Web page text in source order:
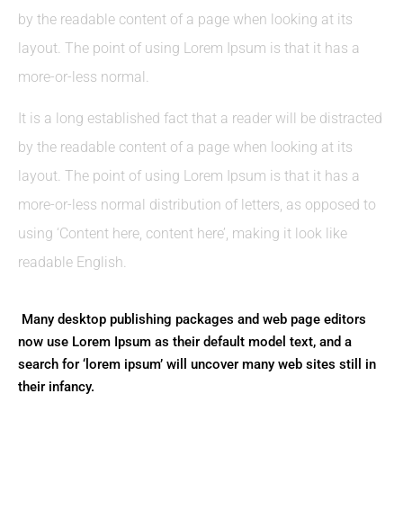
by the readable content of a page when looking at its
layout. The point of using Lorem Ipsum is that it has a
more-or-less normal.
It is a long established fact that a reader will be distracted
by the readable content of a page when looking at its
layout. The point of using Lorem Ipsum is that it has a
more-or-less normal distribution of letters, as opposed to
using ‘Content here, content here’, making it look like
readable English.
Many desktop publishing packages and web page editors
now use Lorem Ipsum as their default model text, and a
search for ‘lorem ipsum’ will uncover many web sites still in
their infancy.